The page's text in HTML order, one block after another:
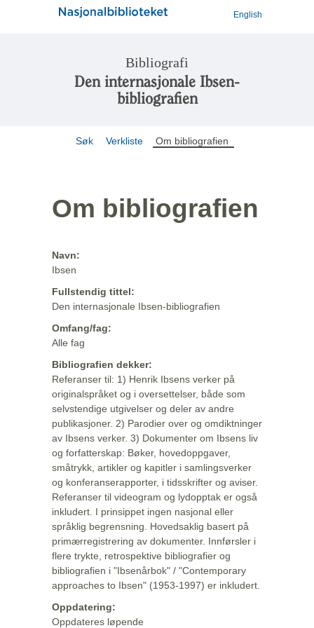
English
Bibliografi
Den internasjonale Ibsen-
bibliografien
Søk Verkliste Om bibliografien
Om bibliografien
Navn:
Ibsen
Fullstendig tittel:
Den internasjonale Ibsen-bibliografien
Omfang/fag:
Alle fag
Bibliografien dekker:
Referanser til: 1) Henrik Ibsens verker på
originalspråket og i oversettelser, både som
selvstendige utgivelser og deler av andre
publikasjoner. 2) Parodier over og omdiktninger
av Ibsens verker. 3) Dokumenter om Ibsens liv
og forfatterskap: Bøker, hovedoppgaver,
småtrykk, artikler og kapitler i samlingsverker
og konferanserapporter, i tidsskrifter og aviser.
Referanser til videogram og lydopptak er også
inkludert. I prinsippet ingen nasjonal eller
språklig begrensning. Hovedsaklig basert på
primærregistrering av dokumenter. Innførsler i
flere trykte, retrospektive bibliografier og
bibliografien i "Ibsenårbok" / "Contemporary
approaches to Ibsen" (1953-1997) er inkludert.
Oppdatering:
Oppdateres løpende